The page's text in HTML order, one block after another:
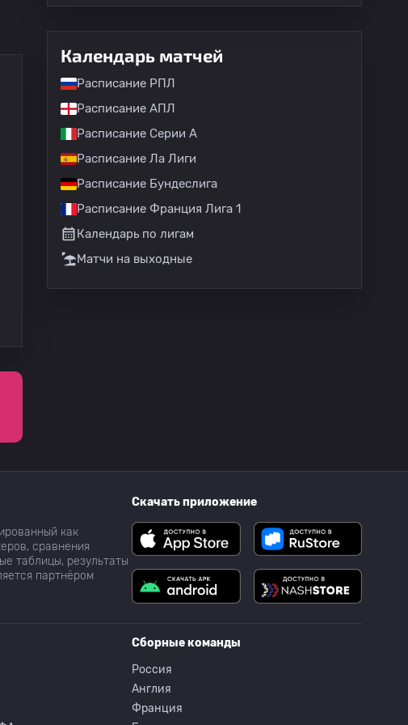
0
0
Календарь матчей
Расписание РПЛ
Расписание АПЛ
Расписание Серии А
Расписание Ла Лиги
Расписание Бундеслига
Расписание Франция Лига 1
Календарь по лигам
Матчи на выходные
как
сравнения
таблицы, результаты
партнёром
Скачать приложение
Сборные команды
Россия
Англия
Франция